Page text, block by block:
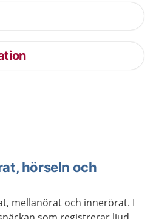
hörseln och
mellanörat och innerörat. I